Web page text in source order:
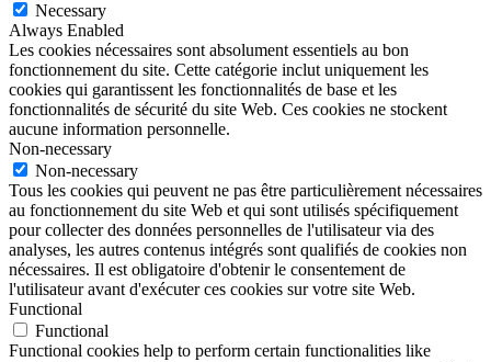
Necessary
Always Enabled
Les cookies nécessaires sont absolument essentiels au bon
fonctionnement du site. Cette catégorie inclut uniquement les
cookies qui garantissent les fonctionnalités de base et les
fonctionnalités de sécurité du site Web. Ces cookies ne stockent
aucune information personnelle.
Non-necessary
Non-necessary
Tous les cookies qui peuvent ne pas être particulièrement nécessaires
au fonctionnement du site Web et qui sont utilisés spécifiquement
pour collecter des données personnelles de l'utilisateur via des
analyses, les autres contenus intégrés sont qualifiés de cookies non
nécessaires. Il est obligatoire d'obtenir le consentement de
l'utilisateur avant d'exécuter ces cookies sur votre site Web.
Functional
Functional
Functional cookies help to perform certain functionalities like